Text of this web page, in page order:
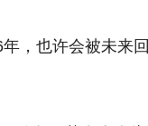
，也许会被未来回